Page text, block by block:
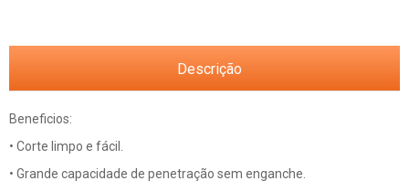
Descrição
Beneficios:
• Corte limpo e fácil.
• Grande capacidade de penetração sem enganche.